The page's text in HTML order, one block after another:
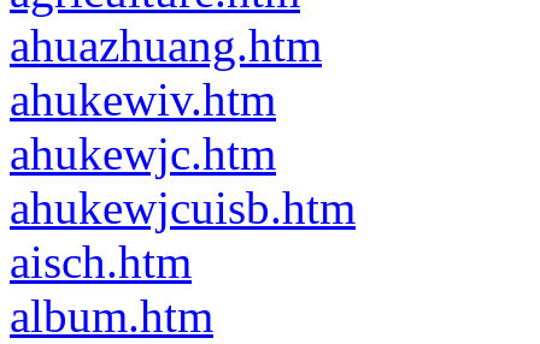
ahuazhuang.htm
ahukewiv.htm
ahukewjc.htm
ahukewjcuisb.htm
aisch.htm
album.htm